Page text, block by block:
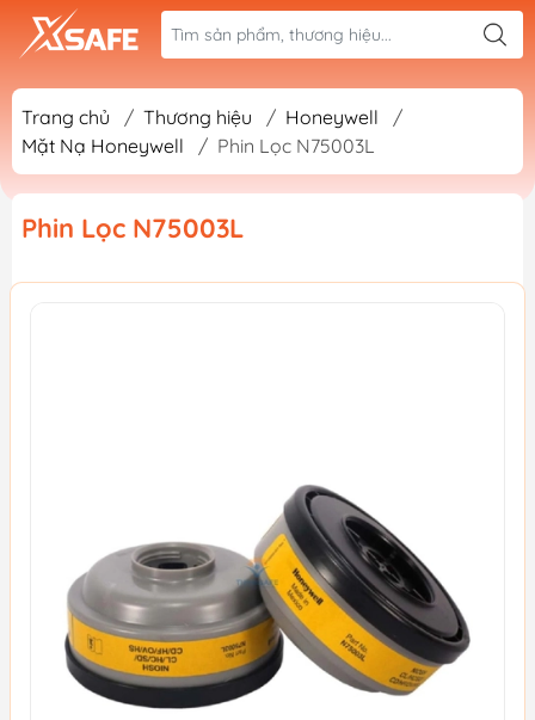
Trang chủ / Thương hiệu / Honeywell
/
Mặt Nạ Honeywell
/ Phin Lọc N75003L
Phin Lọc N75003L